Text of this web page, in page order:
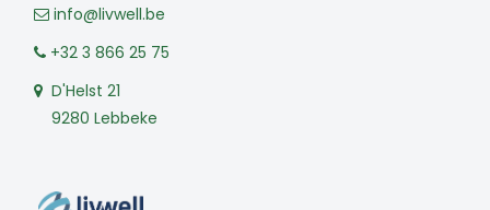
info@livwell.be
+32 3 866 25 75
D'Helst 21
9280 Lebbeke